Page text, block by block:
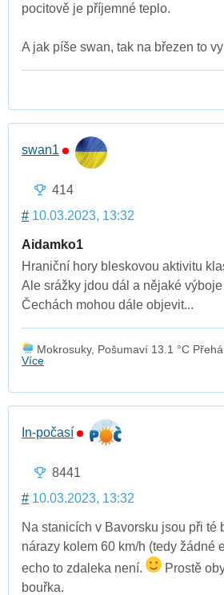
pocitově je příjemné teplo.
A jak píše swan, tak na březen to
swan1
414
# 10.03.2023, 13:32
Aidamko1
Hraniční hory bleskovou aktivitu
Ale srážky jdou dál a nějaké
Čechách mohou dále objevit...
Mokrosuky, Pošumaví 13.1 °C
Více
In-počasí
8441
# 10.03.2023, 13:32
Na stanicích v Bavorsku jsou při té
nárazy kolem 60 km/h (tedy žádné
echo to zdaleka není.
Prostě
bouřka.